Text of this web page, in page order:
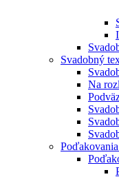
Svadobný
Na